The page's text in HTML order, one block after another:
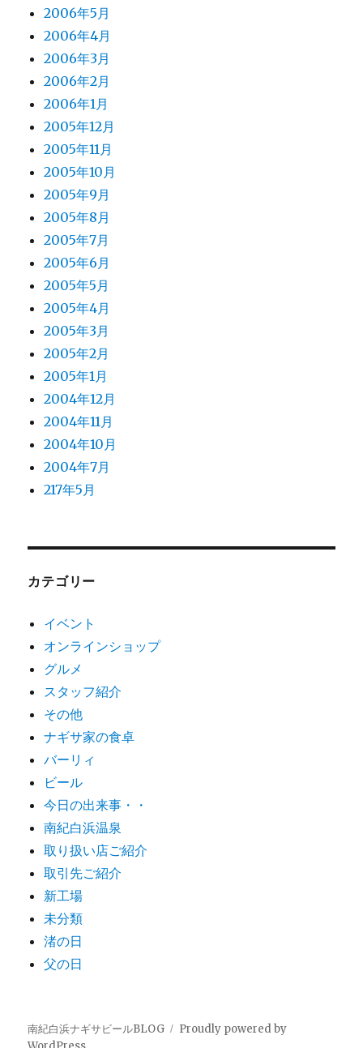
2006年5月
2006年4月
2006年3月
2006年2月
2006年1月
2005年12月
2005年11月
2005年10月
2005年9月
2005年8月
2005年7月
2005年6月
2005年5月
2005年4月
2005年3月
2005年2月
2005年1月
2004年12月
2004年11月
2004年10月
2004年7月
217年5月
カテゴリー
イベント
オンラインショップ
グルメ
スタッフ紹介
その他
ナギサ家の食卓
バーリィ
ビール
今日の出来事・・
南紀白浜温泉
取り扱い店ご紹介
取引先ご紹介
新工場
未分類
渚の日
父の日
南紀白浜ナギサビールBLOG
Proudly powered by